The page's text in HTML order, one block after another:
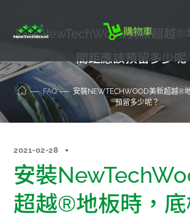
購物車
安裝NewTechWood美新超越®
間距應該預留多少呢
FAQ
安裝NEWTECHWOOD美新超越®
預留多少呢？
2021-02-28
安裝
超越®地板時，